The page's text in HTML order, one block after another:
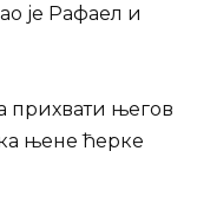
је Рафаел и
прихвати његов
њене ћерке